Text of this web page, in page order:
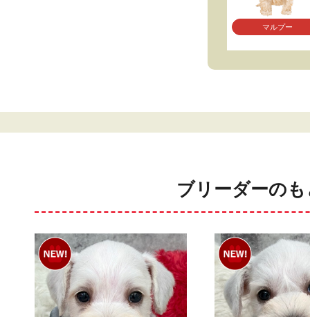
マルプー
ブリーダーの